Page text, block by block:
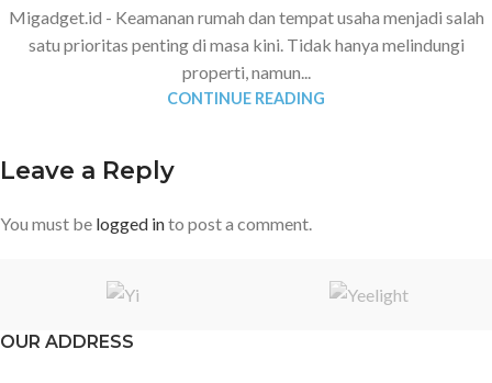
Migadget.id - Keamanan rumah dan tempat usaha menjadi salah
satu prioritas penting di masa kini. Tidak hanya melindungi
properti, namun...
CONTINUE READING
Leave a Reply
You must be logged into post a comment.
OUR ADDRESS